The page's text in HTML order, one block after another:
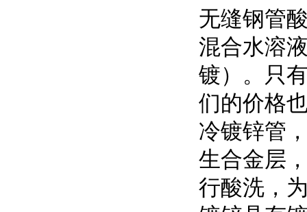
无缝钢管
混合水溶
镀）。只
们的价格
冷镀锌管
生合金层
行酸洗，